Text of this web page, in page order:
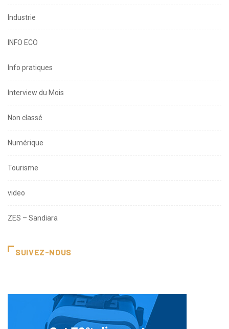
Industrie
INFO ECO
Info pratiques
Interview du Mois
Non classé
Numérique
Tourisme
video
ZES – Sandiara
SUIVEZ-NOUS